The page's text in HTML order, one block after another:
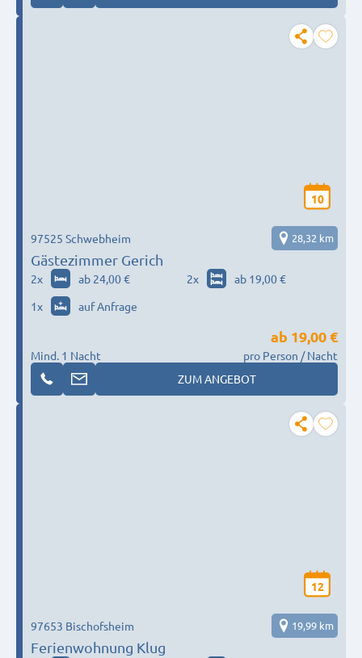
10
Gästezimmer Gerich
97525 Schwebheim 28,32 km
2x ab 24,00 € 2x
ab 19,00 €
1x auf Anfrage
Mind. 1 Nacht
ab 19,00 €
pro Person / Nacht
ZUM ANGEBOT
12
Ferienwohnung Klug
97653 Bischofsheim 19,99 km